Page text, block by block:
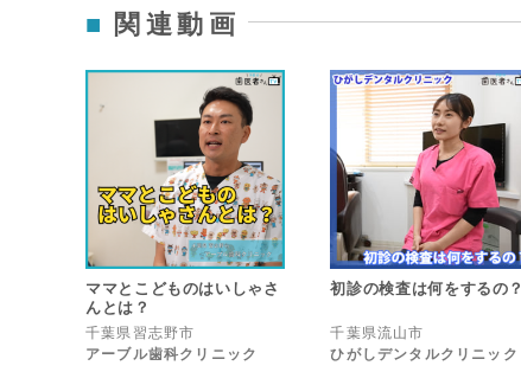
関連動画
ママとこどものはいしゃさ
んとは？
千葉県習志野市
アーブル歯科クリニック
初診の検査は何をするの？
千葉県流山市
ひがしデンタルクリニック